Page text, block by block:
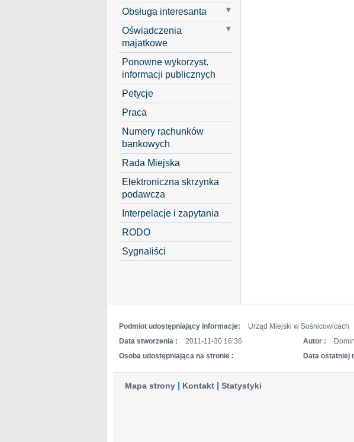
Obsługa interesanta
Oświadczenia
majatkowe
Ponowne wykorzyst.
informacji publicznych
Petycje
Praca
Numery rachunków
bankowych
Rada Miejska
Elektroniczna skrzynka
podawcza
Interpelacje i zapytania
RODO
Sygnaliści
Podmiot udostępniający informacje:
Urząd Miejski w Sośnicowicach
Data stworzenia :
2011-11-30 16:36 Autor :
Osoba udostępniająca na stronie :
Data ostatniej
Mapa strony Kontakt Statystyki